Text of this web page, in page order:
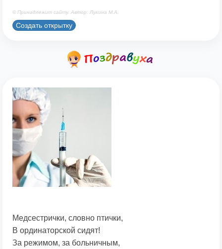
© Принадлежит сайту. Автор: Лукина М.А.
Создать открытку
Медсестрички, словно птички,
В ординаторской сидят!
За режимом, за больничным,